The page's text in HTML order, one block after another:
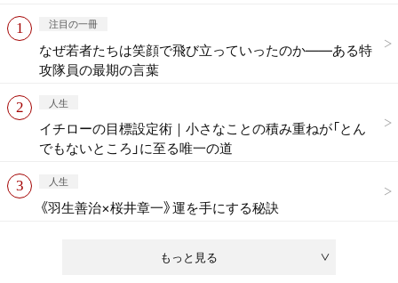
もっと見る
注目の一冊
なぜ若者たちは笑顔で飛び立っていったのか——ある特
攻隊員の最期の言葉
人生
イチローの目標設定術｜小さなことの積み重ねが「とん
でもないところ」に至る唯一の道
人生
《羽生善治×桜井章一》運を手にする秘訣